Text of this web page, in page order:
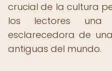
crucial de la cultura
los lectores una
esclarecedora de
antiguas del mundo.